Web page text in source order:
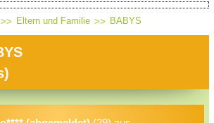
Eltern und Familie BABYS